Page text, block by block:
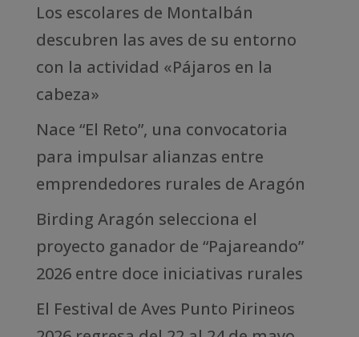
Los escolares de Montalbán
descubren las aves de su entorno
con la actividad «Pájaros en la
cabeza»
Nace “El Reto”, una convocatoria
para impulsar alianzas entre
emprendedores rurales de Aragón
Birding Aragón selecciona el
proyecto ganador de “Pajareando”
2026 entre doce iniciativas rurales
El Festival de Aves Punto Pirineos